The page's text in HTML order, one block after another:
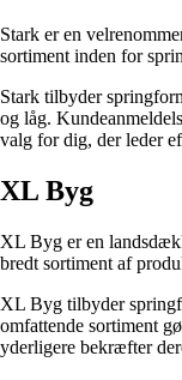
Stark er en
sortiment inden for
Stark tilbyder
og låg.
valg for dig, der leder
XL Byg
XL Byg er en
bredt sortiment af
XL Byg tilbyder
omfattende sortiment
yderligere bekræfter